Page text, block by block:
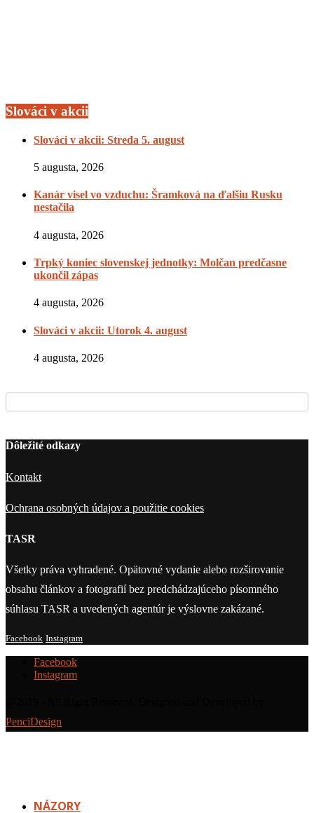
Slováci v akcii
Slováci v akcii: Streda 5. august
5 augusta, 2026
Kanár visel vo vzduchu: Šramková na ďalšiu Rusku
nestačila
4 augusta, 2026
Trpký koniec slovenskej jednotky: Molčan predčasne
ukončil zápas
4 augusta, 2026
Slováci v akcii: Utorok 4. august
4 augusta, 2026
Dôležité odkazy
Kontakt
Ochrana osobných údajov a použitie cookies
TASR
Všetky práva vyhradené. Opätovné vydanie alebo rozširovanie
obsahu článkov a fotografií bez predchádzajúceho písomného
súhlasu TASR a uvedených agentúr je výslovne zakázané.
Facebook Instagram
Facebook
Instagram
PenciDesign
NÁZORY